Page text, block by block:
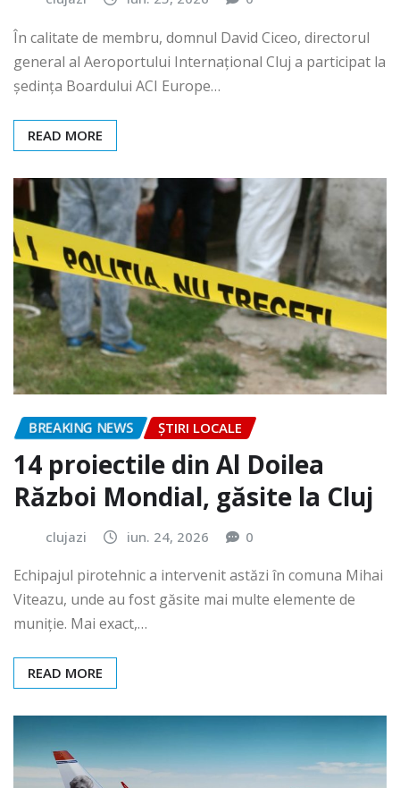
În calitate de membru, domnul David Ciceo, directorul
general al Aeroportului Internațional Cluj a participat la
ședința Boardului ACI Europe…
READ MORE
BREAKING NEWS ȘTIRI LOCALE
14 proiectile din Al Doilea
Război Mondial, găsite la Cluj
clujazi iun. 24, 2026 0
Echipajul pirotehnic a intervenit astăzi în comuna Mihai
Viteazu, unde au fost găsite mai multe elemente de
muniție. Mai exact,…
READ MORE